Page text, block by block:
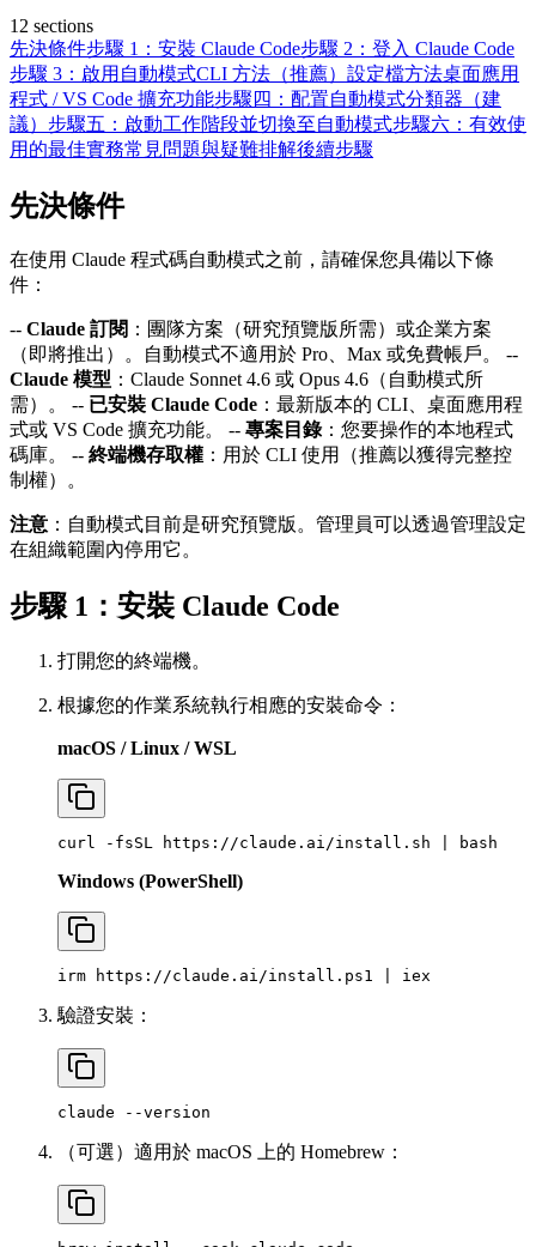
12 sections
先決條件步驟 1：安裝 Claude Code步驟 2：登入 Claude Code
步驟 3：啟用自動模式CLI 方法（推薦） 設定檔方法桌面應用
程式 / VS Code 擴充功能步驟四：配置自動模式分類器（建
議） 步驟五：啟動工作階段並切換至自動模式步驟六：有效使
用的最佳實務常見問題與疑難排解後續步驟
先決條件
在使用 Claude 程式碼自動模式之前，請確保您具備以下條
件：
-- Claude 訂閱 ：團隊方案（研究預覽版所需）或企業方案
（即將推出）。自動模式不適用於 Pro、Max 或免費帳戶。 --
Claude 模型 ：Claude Sonnet 4.6 或 Opus 4.6（自動模式所
需）。 -- 已安裝 Claude Code ：最新版本的 CLI、桌面應用程
式或 VS Code 擴充功能。 -- 專案目錄：您要操作的本地程式
碼庫。 -- 終端機存取權 ：用於 CLI 使用（推薦以獲得完整控
制權）。
注意 ：自動模式目前是研究預覽版。管理員可以透過管理設定
在組織範圍內停用它。
步驟 1：安裝 Claude Code
打開您的終端機。
根據您的作業系統執行相應的安裝命令：
macOS / Linux / WSL
Windows (PowerShell)
驗證安裝：
（可選）適用於 macOS 上的 Homebrew：